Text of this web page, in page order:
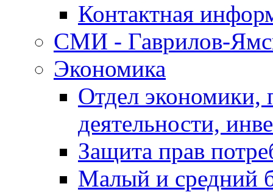
Контактная
СМИ - Гаврилов-
Экономика
Отдел экономики,
деятельности,
Защита прав
Малый и средний